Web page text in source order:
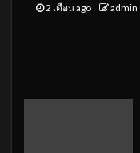
2 เดือน ago admin